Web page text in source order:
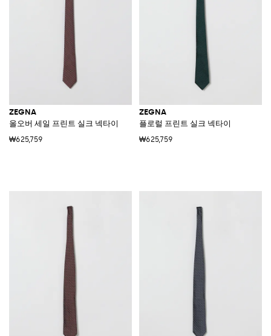
ZEGNA
올오버 세일 프린트 실크 넥타이
₩625,759
ZEGNA
플로럴 프린트 실크 넥타이
₩625,759